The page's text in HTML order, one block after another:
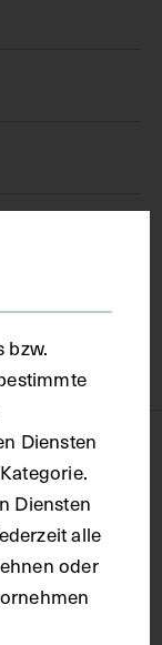
bzw.
Diensten
Diensten
alle
oder